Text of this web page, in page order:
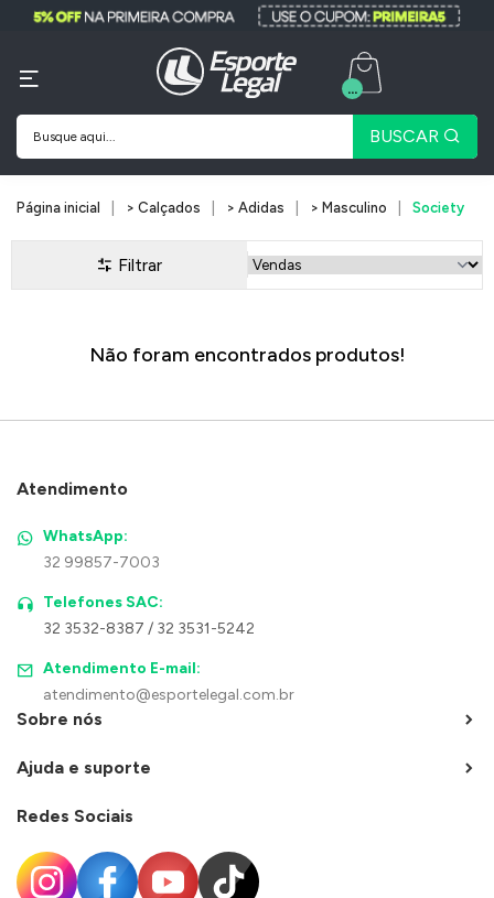
BUSCAR
...
Página inicial > Calçados > Adidas > Masculino Society
Filtrar
Não foram encontrados produtos!
Atendimento
WhatsApp:
32 99857-7003
Telefones SAC:
32 3532-8387 / 32 3531-5242
Atendimento E-mail:
atendimento@esportelegal.com.br
Sobre nós
Ajuda e suporte
Redes Sociais